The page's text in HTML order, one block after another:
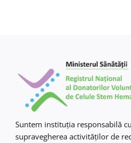
Suntem instituţia responsabilă
supravegherea activităţilor de